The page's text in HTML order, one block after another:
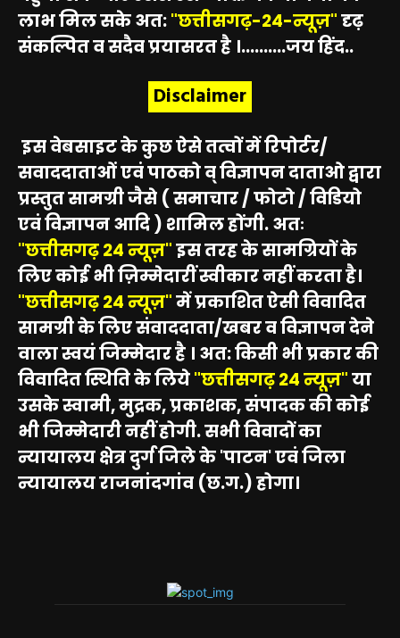
लाभ मिल सके अत:"छत्तीसगढ़-24-न्यूज़"दृढ़
संकल्पित व सदैव प्रयासरत है ।..........जय हिंद..
Disclaimer
इस वेबसाइट के कुछ ऐसे तत्वों में रिपोर्टर/
सवाददाताओं एवं पाठको व् विज्ञापन दाताओ द्वारा
प्रस्तुत सामग्री जैसे ( समाचार / फोटो / विडियो
एवं विज्ञापन आदि ) शामिल होंगी. अतः
"छत्तीसगढ़ 24 न्यूज़"इस तरह के सामग्रियों के
लिए कोई भी ज़िम्मेदारीं स्वीकार नहीं करता है।
"छत्तीसगढ़ 24 न्यूज़"में प्रकाशित ऐसी विवादित
सामग्री के लिए संवाददाता/खबर व विज्ञापन देने
वाला स्वयं जिम्मेदार है । अत: किसी भी प्रकार की
विवादित स्थिति के लिये"छत्तीसगढ़ 24 न्यूज़"या
उसके स्वामी, मुद्रक, प्रकाशक, संपादक की कोई
भी जिम्मेदारी नहीं होगी. सभी विवादों का
न्यायालय क्षेत्र दुर्ग जिले के 'पाटन' एवं जिला
न्यायालय राजनांदगांव (छ.ग.) होगा।